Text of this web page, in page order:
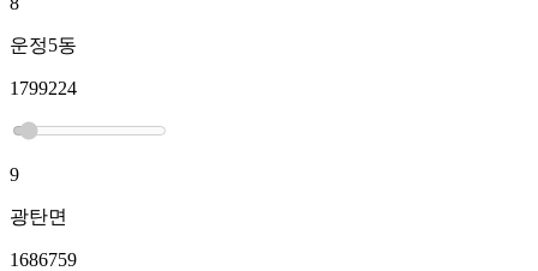
운정5동
1799224
9
광탄면
1686759